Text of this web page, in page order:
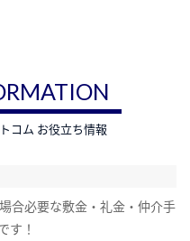
コム お役立ち情報
合必要な敷金・礼金・仲介手
す！